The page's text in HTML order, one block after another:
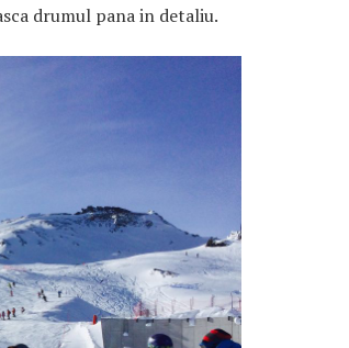
drumul pana in detaliu.
Menopause” – dincolo de a
fi un subiect tabu
2 APRILIE 2024
Un weekend in La Spezia si
Cinque Terre